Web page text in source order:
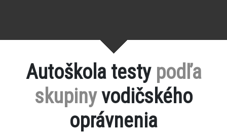
Autoškola testy podľa
skupinyvodičského
oprávnenia